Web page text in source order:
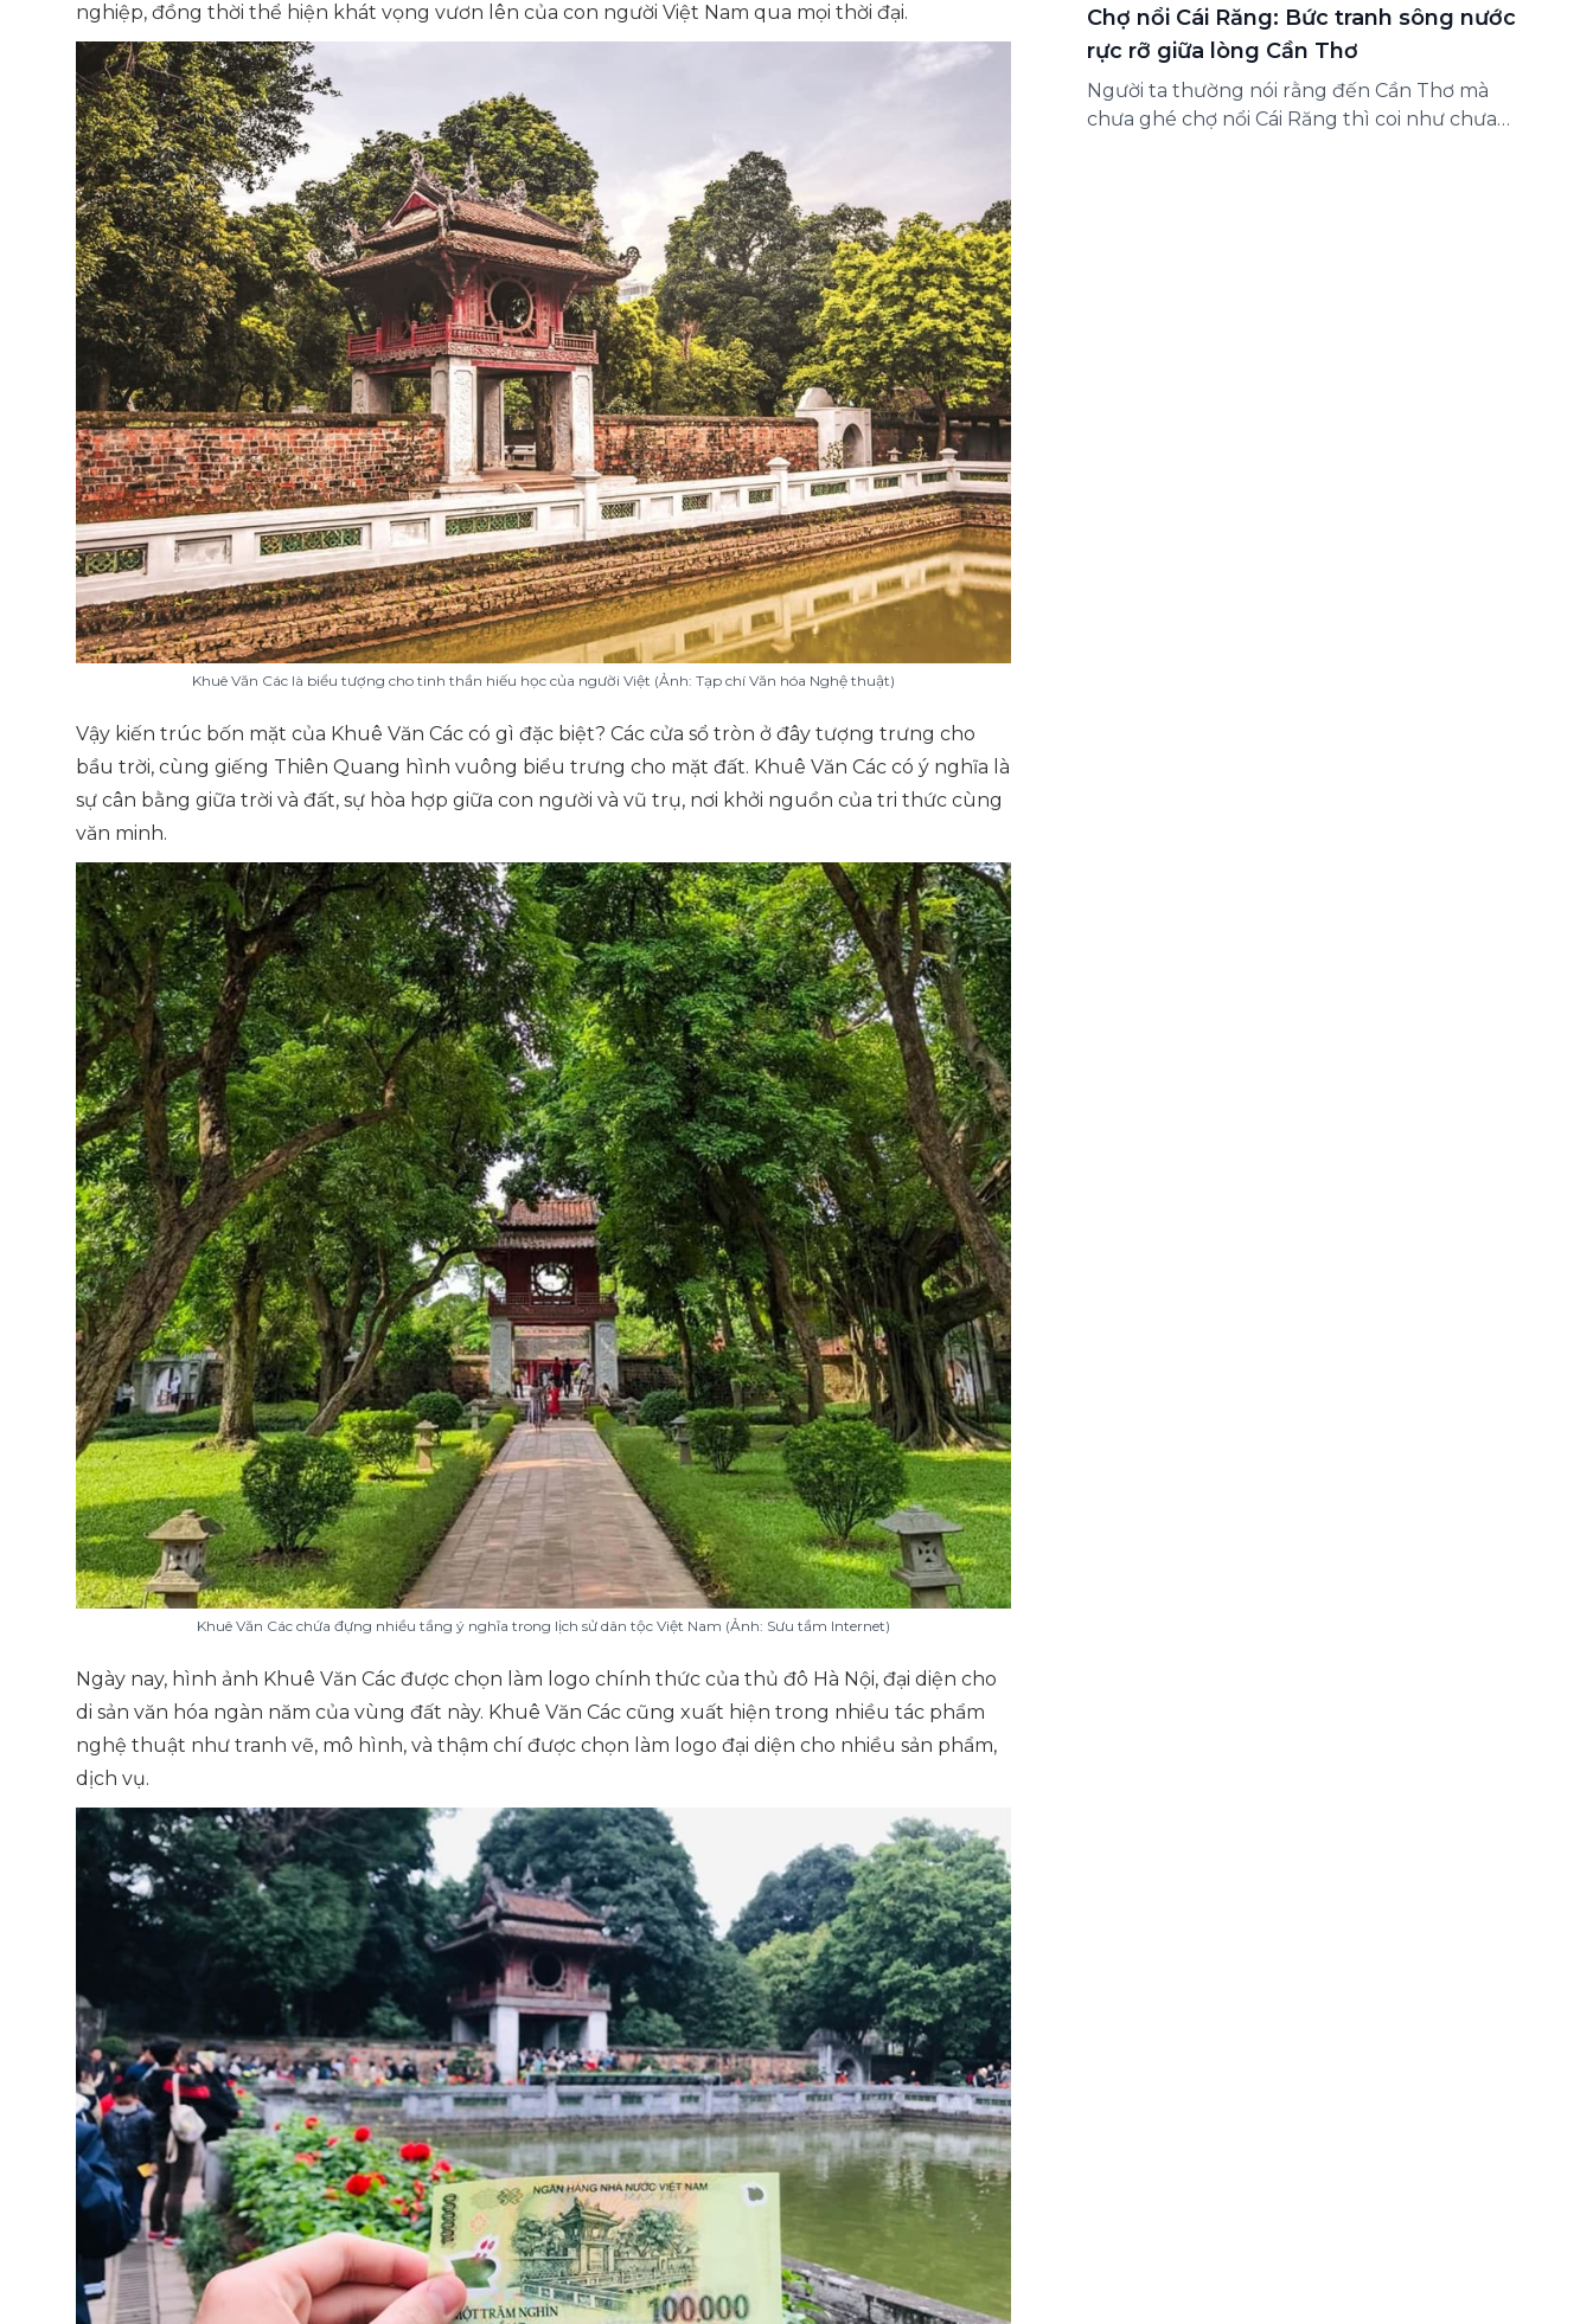
nghiệp, đồng thời thể hiện khát vọng vươn lên của con người Việt Nam qua mọi thời đại.
Khuê Văn Các là biểu tượng cho tinh thần hiếu học của người Việt (Ảnh: Tạp chí Văn hóa Nghệ thuật)
Vậy kiến trúc bốn mặt của Khuê Văn Các có gì đặc biệt? Các cửa sổ tròn ở đây tượng trưng cho
bầu trời, cùng giếng Thiên Quang hình vuông biểu trưng cho mặt đất. Khuê Văn Các có ý nghĩa là
sự cân bằng giữa trời và đất, sự hòa hợp giữa con người và vũ trụ, nơi khởi nguồn của tri thức cùng
văn minh.
Khuê Văn Các chứa đựng nhiều tầng ý nghĩa trong lịch sử dân tộc Việt Nam (Ảnh: Sưu tầm Internet)
Ngày nay, hình ảnh Khuê Văn Các được chọn làm logo chính thức của thủ đô Hà Nội, đại diện cho
di sản văn hóa ngàn năm của vùng đất này. Khuê Văn Các cũng xuất hiện trong nhiều tác phẩm
nghệ thuật như tranh vẽ, mô hình, và thậm chí được chọn làm logo đại diện cho nhiều sản phẩm,
dịch vụ.
Chợ nổi Cái Răng: Bức tranh sông nước
rực rỡ giữa lòng Cần Thơ
Người ta thường nói rằng đến Cần Thơ mà
chưa ghé chợ nổi Cái Răng thì coi như chưa